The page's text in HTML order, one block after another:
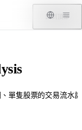
回到頂部
單隻股票的交易流水詳